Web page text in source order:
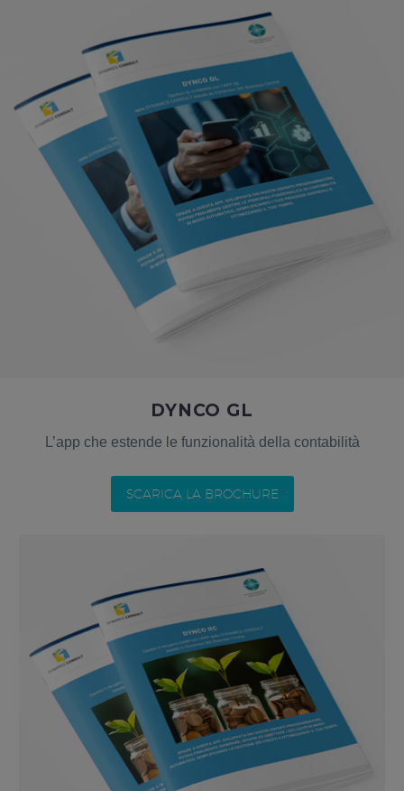
DYNCO GL
L’app che estende le funzionalità della contabilità
SCARICA LA BROCHURE